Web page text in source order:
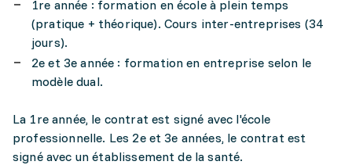
1re année : formation en école à plein temps
(pratique + théorique). Cours inter-entreprises (34
jours).
2e et 3e année : formation en entreprise selon le
modèle dual.
La 1re année, le contrat est signé avec l'école
professionnelle. Les 2e et 3e années, le contrat est
signé avec un établissement de la santé.